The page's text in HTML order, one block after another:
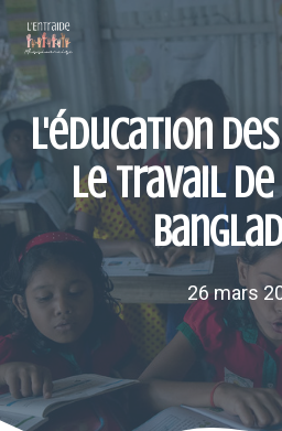
au
contenu
L'éducation
le travail de
26 mars